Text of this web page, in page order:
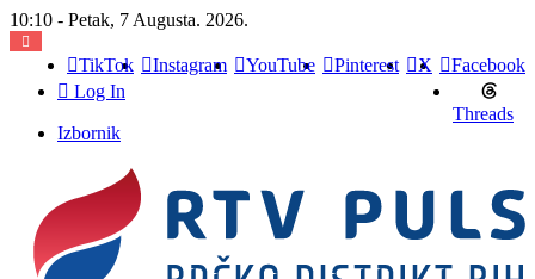
10:10 - Petak, 7 Augusta. 2026.
Facebook
X
Pinterest
YouTube
Instagram
TikTok
Threads
Log In
Izbornik